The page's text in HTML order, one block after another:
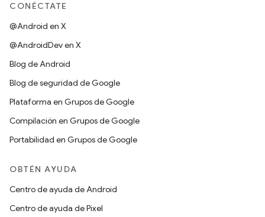
CONÉCTATE
@Android en X
@AndroidDev en X
Blog de Android
Blog de seguridad de Google
Plataforma en Grupos de Google
Compilación en Grupos de Google
Portabilidad en Grupos de Google
OBTÉN AYUDA
Centro de ayuda de Android
Centro de ayuda de Pixel